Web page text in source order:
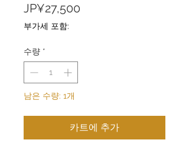
JP¥27,500
부가세 포함:
수량 *
남은 수량: 1개
카트에 추가